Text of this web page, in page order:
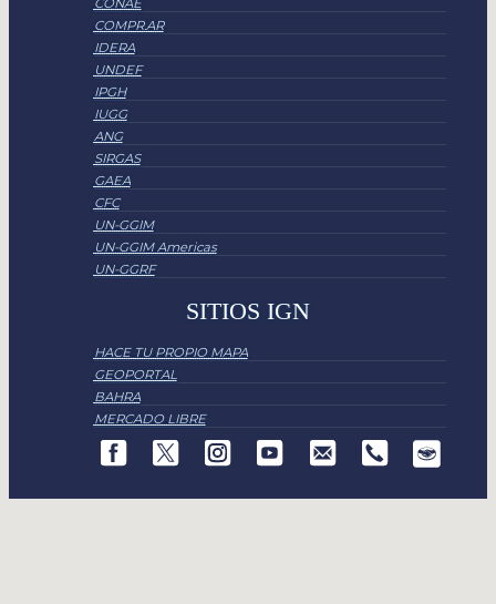
COMPR.AR
IDERA
UNDEF
IPGH
IUGG
ANG
SIRGAS
GAEA
CFC
UN-GGIM
UN-GGIM Americas
UN-GGRF
SITIOS IGN
HACE TU PROPIO MAPA
GEOPORTAL
BAHRA
MERCADO LIBRE